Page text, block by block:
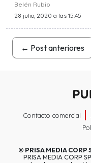
Belén Rubio
28 julio, 2020 a las 15:45
← Post anteriores
Contacto comercial
© PRISA MEDIA CORP
PRISA MEDIA CORP